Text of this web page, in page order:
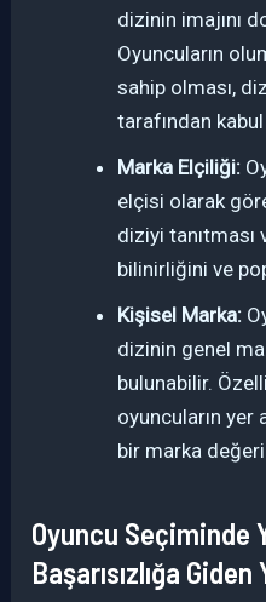
dizinin imajını
Oyuncuların
sahip olması,
tarafından
Marka Elçiliği:
elçisi olarak
diziyi
bilinirliğini ve
Kişisel Marka:
dizinin genel
bulunabilir.
oyuncuların yer
bir marka
Oyuncu Seçiminde
Başarısızlığa Giden